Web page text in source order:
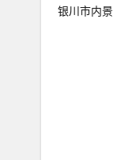
银川市内